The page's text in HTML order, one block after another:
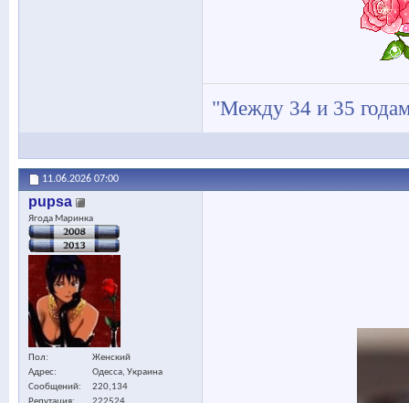
"Между 34 и 35
11.06.2026 07:00
pupsa
Ягода Маринка
Пол
Женский
Адрес
Одесса, Украина
Сообщений
220,134